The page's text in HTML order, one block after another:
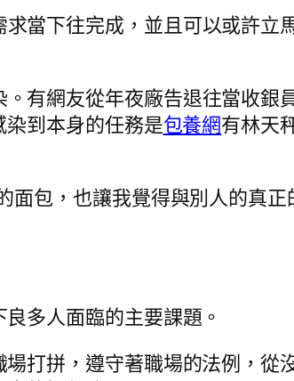
求當下往完成，並且可以或許立
。有網友從年夜廠告退往當收
到本身的任務是包養網有林天
面包，也讓我覺得與別人的真
多人面臨的主要課題。
打拼，遵守著職場的法例，